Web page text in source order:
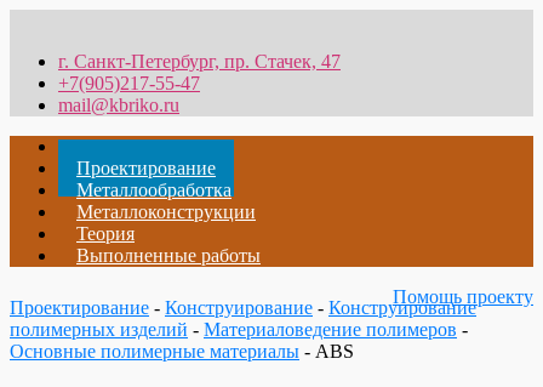
г. Санкт-Петербург, пр. Стачек, 47
+7(905)217-55-47
mail@kbriko.ru
Главная
Проектирование
Металлообработка
Металлоконструкции
Теория
Выполненные работы
Помощь проекту
Проектирование - Конструирование - Конструирование
полимерных изделий - Материаловедение полимеров -
Основные полимерные материалы - ABS